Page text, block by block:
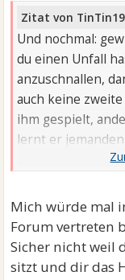
Zitat von
Und nochmal:
du einen Unfall
anzuschnallen,
auch keine
ihm gespielt,
lernt er
"Spielzeug"
Mich würde mal
Forum vertreten
Sicher nicht weil
sitzt und dir das